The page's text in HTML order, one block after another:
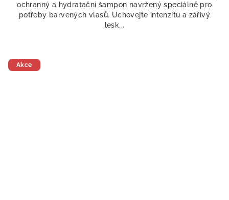
ochranný a hydratační šampon navržený speciálně pro
potřeby barvených vlasů. Uchovejte intenzitu a zářivý
lesk...
Akce